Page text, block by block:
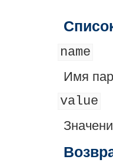
name
Имя
value